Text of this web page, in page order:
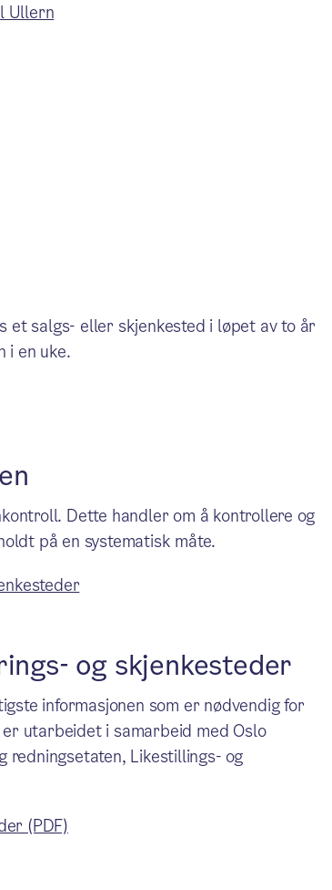
Ullern
et salgs- eller skjenkested i løpet av to år
i en uke.
Dette handler om å kontrollere og
på en systematisk måte.
og skjenkesteder
informasjonen som er nødvendig for
utarbeidet i samarbeid med Oslo
Likestillings- og
(PDF)